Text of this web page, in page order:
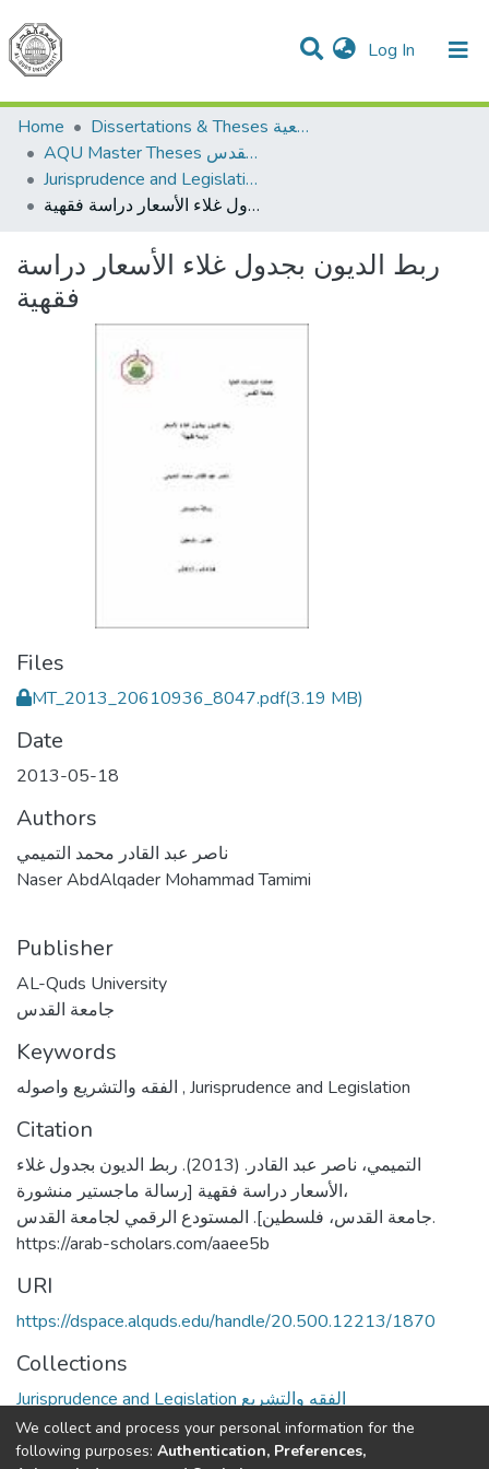
Log In (current)
Communities & Collections
All of DSpace
Home
Dissertations & Theses الرسائل الجامعية
AQU Master Theses الرسائل الجامعية الخاصة بجامعة القدس
Jurisprudence and Legislation الفقه والتشريع
ربط الديون بجدول غلاء الأسعار دراسة فقهية
ربط الديون بجدول غلاء الأسعار دراسة
فقهية
Files
MT_2013_20610936_8047.pdf(3.19 MB)
Date
2013-05-18
Authors
ناصر عبد القادر محمد التميمي
Naser AbdAlqader Mohammad Tamimi
Publisher
AL-Quds University
جامعة القدس
Keywords
, Jurisprudence and Legislation
Citation
التميمي، ناصر عبد القادر. (2013). ربط الديون بجدول غلاء
الأسعار دراسة فقهية [رسالة ماجستير منشورة،
جامعة القدس، فلسطين]. المستودع الرقمي لجامعة القدس.
https://arab-scholars.com/aaee5b
URI
https://dspace.alquds.edu/handle/20.500.12213/1870
Collections
Jurisprudence and Legislation الفقه والتشريع
Full item page
We collect and process your personal information for the
following purposes: Authentication, Preferences,